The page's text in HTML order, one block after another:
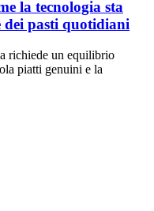
la tecnologia sta
dei pasti quotidiani
richiede un equilibrio
piatti genuini e la